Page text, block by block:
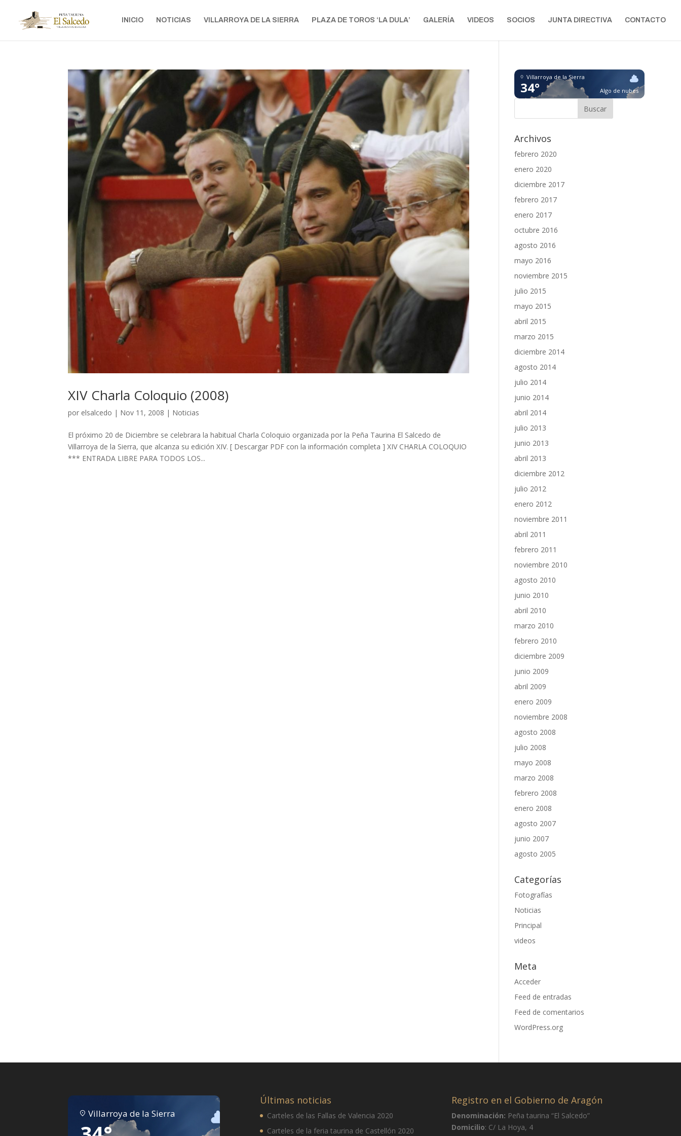
INICIO NOTICIAS VILLARROYA DE LA SIERRA PLAZA DE TOROS ‘LA DULA’ GALERÍA VIDEOS SOCIOS JUNTA DIRECTIVA CONTACTO
XIV Charla Coloquio (2008)
por elsalcedo | Nov 11, 2008 | Noticias
El próximo 20 de Diciembre se celebrara la habitual Charla Coloquio organizada por la Peña Taurina El Salcedo de
Villarroya de la Sierra, que alcanza su edición XIV. [ Descargar PDF con la información completa ] XIV CHARLA COLOQUIO
*** ENTRADA LIBRE PARA TODOS LOS...
Villarroya de la Sierra
34° Algo de nubes
Archivos
febrero 2020
enero 2020
diciembre 2017
febrero 2017
enero 2017
octubre 2016
agosto 2016
mayo 2016
noviembre 2015
julio 2015
mayo 2015
abril 2015
marzo 2015
diciembre 2014
agosto 2014
julio 2014
junio 2014
abril 2014
julio 2013
junio 2013
abril 2013
diciembre 2012
julio 2012
enero 2012
noviembre 2011
abril 2011
febrero 2011
noviembre 2010
agosto 2010
junio 2010
abril 2010
marzo 2010
febrero 2010
diciembre 2009
junio 2009
abril 2009
enero 2009
noviembre 2008
agosto 2008
julio 2008
mayo 2008
marzo 2008
febrero 2008
enero 2008
agosto 2007
junio 2007
agosto 2005
Categorías
Fotografías
Noticias
Principal
videos
Meta
Acceder
Feed de entradas
Feed de comentarios
WordPress.org
Villarroya de la Sierra
Últimas noticias
Carteles de las Fallas de Valencia 2020
Carteles de la feria taurina de Castellón 2020
Registro en el Gobierno de Aragón
Denominación: Peña taurina “El Salcedo”
Domicilio: C/ La Hoya, 4